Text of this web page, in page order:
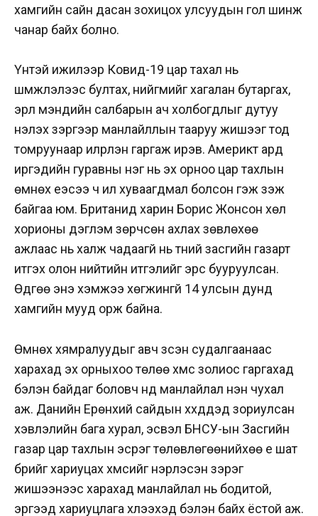
хамгийн сайн дасан зохицох улсуудын гол шинж
чанар байх болно.
Үүнтэй ижилээр Ковид-19 цар тахал нь
шүүмжлэлээс бултах, нийгмийг хагалан бутаргах,
эрүүл мэндийн салбарын ач холбогдлыг дутуу
үнэлэх зэргээр манлайллын тааруу жишээг тод
томруунаар илрүүлэн гаргаж ирэв. Америкт ард
иргэдийн гуравны нэг нь эх орноо цар тахлын
өмнөх үеэсээ ч илүү хуваагдмал болсон гэж үзэж
байгаа юм. Британид харин Борис Жонсон хөл
хорионы дэглэм зөрчсөн ахлах зөвлөхөө
ажлаас нь халж чадаагүй нь түүний засгийн газарт
итгэх олон нийтийн итгэлийг эрс бууруулсан.
Өдгөө энэ хэмжээ хөгжингүй 14 улсын дунд
хамгийн мууд орж байна.
Өмнөх хямралуудыг авч үзсэн судалгаанаас
харахад эх орныхоо төлөө хүмүүс золиос гаргахад
бэлэн байдаг боловч үүнд манлайлал нэн чухал
аж. Данийн Ерөнхий сайдын хүүхдүүдэд зориулсан
хэвлэлийн бага хурал, эсвэл БНСУ-ын Засгийн
газар цар тахлын эсрэг төлөвлөгөөнийхөө үе шат
бүрийг хариуцах хүмүүсийг нэрлэсэн зэрэг
жишээнээс харахад манлайлал нь бодитой,
эргээд хариуцлага хүлээхэд бэлэн байх ёстой аж.